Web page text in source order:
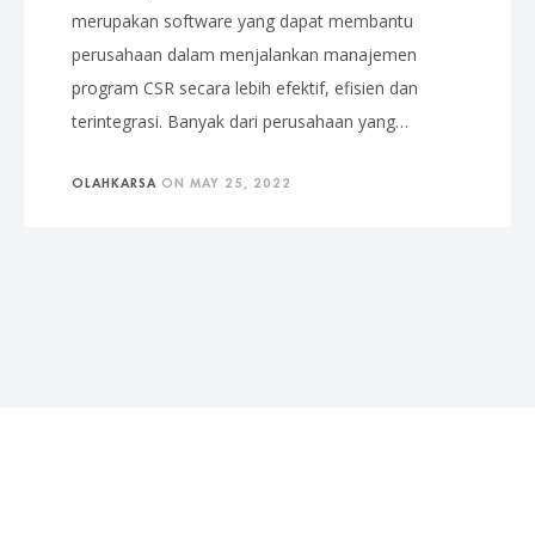
merupakan software yang dapat membantu
perusahaan dalam menjalankan manajemen
program CSR secara lebih efektif, efisien dan
terintegrasi. Banyak dari perusahaan yang…
OLAHKARSA ON MAY 25, 2022